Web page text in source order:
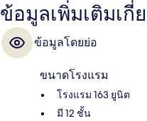
ข้อมูลเพิ่มเติมเ
ข้อมูลโดยย่อ
ขนาดโรงแรม
โรงแรม 163 ยูนิต
มี 12 ชั้น